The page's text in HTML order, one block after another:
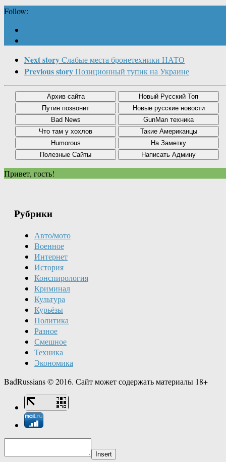
Follow:
Next storyCлабые места бронетехники НАТО
Previous storyПозиционный тупик на Украине
Привет, гость!
Рубрики
Авто/мото
Военное
Интернет
История
Конспирология
Криминал
Культура
Курьёзы
Политика
Разное
Смешное
Техника
Экономика
BadRussians © 2016. Сайт может содержать материалы 18+
Insert